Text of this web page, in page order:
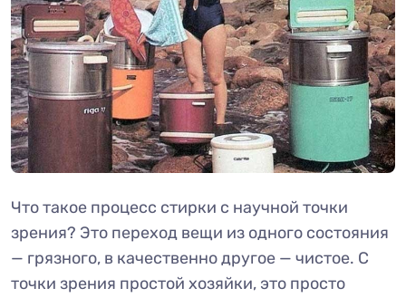
Что такое процесс стирки с научной точки
зрения? Это переход вещи из одного состояния
— грязного, в качественно другое — чистое. С
точки зрения простой хозяйки, это просто